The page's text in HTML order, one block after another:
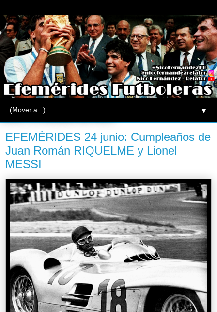
▼
lunes, 24 de junio de 2013
EFEMÉRIDES 24 junio: Cumpleaños de
Juan Román RIQUELME y Lionel
MESSI